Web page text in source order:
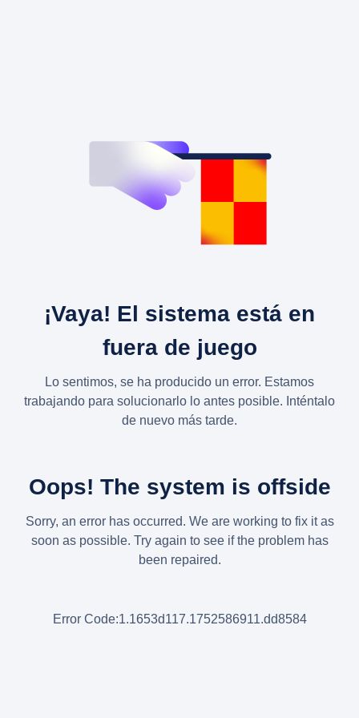
¡Vaya! El sistema está en
fuera de juego
Lo sentimos, se ha producido un error. Estamos
trabajando para solucionarlo lo antes posible. Inténtalo
de nuevo más tarde.
Oops! The system is offside
Sorry, an error has occurred. We are working to fix it as
soon as possible. Try again to see if the problem has
been repaired.
Error Code:1.1653d117.1752586911.dd8584